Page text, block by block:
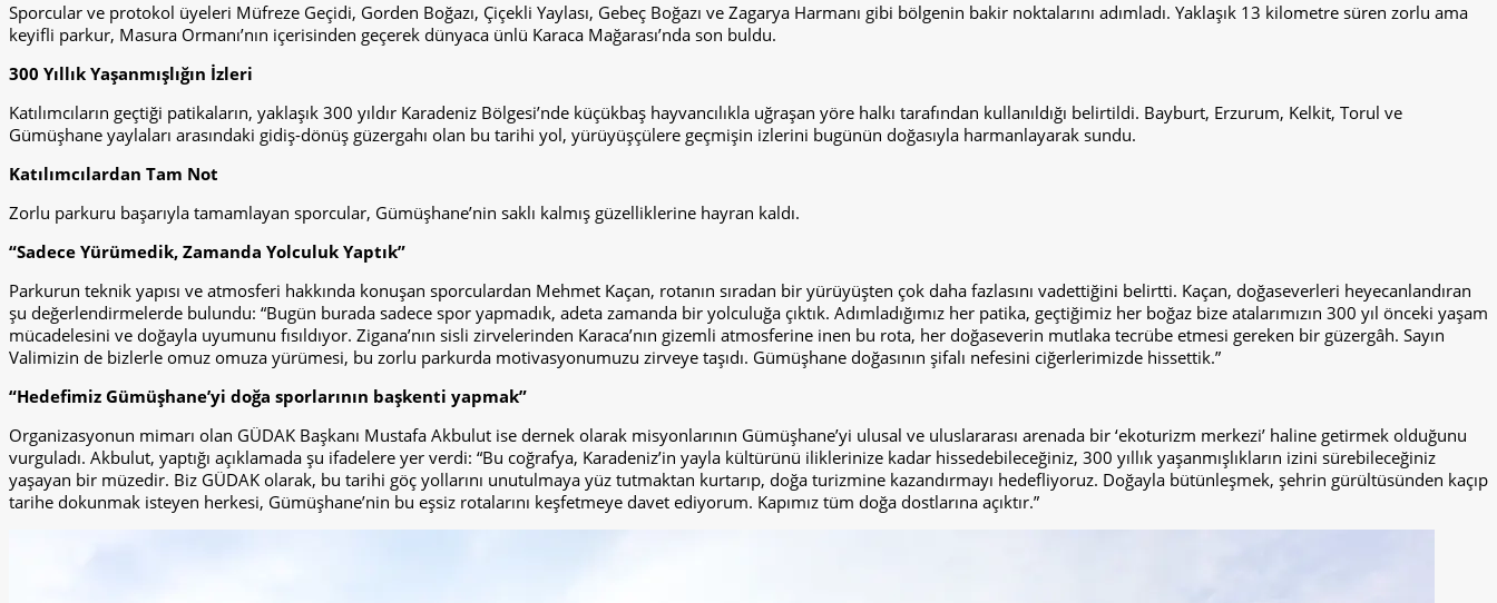
Sporcular ve protokol üyeleri Müfreze Geçidi, Gorden Boğazı, Çiçekli Yaylası, Gebeç Boğazı ve Zagarya Harmanı gibi bölgenin bakir noktalarını adımladı. Yaklaşık 13 kilometre süren zorlu ama
keyifli parkur, Masura Ormanı’nın içerisinden geçerek dünyaca ünlü Karaca Mağarası’nda son buldu.
300 Yıllık Yaşanmışlığın İzleri
Katılımcıların geçtiği patikaların, yaklaşık 300 yıldır Karadeniz Bölgesi’nde küçükbaş hayvancılıkla uğraşan yöre halkı tarafından kullanıldığı belirtildi. Bayburt, Erzurum, Kelkit, Torul ve
Gümüşhane yaylaları arasındaki gidiş-dönüş güzergahı olan bu tarihi yol, yürüyüşçülere geçmişin izlerini bugünün doğasıyla harmanlayarak sundu.
Katılımcılardan Tam Not
Zorlu parkuru başarıyla tamamlayan sporcular, Gümüşhane’nin saklı kalmış güzelliklerine hayran kaldı.
“Sadece Yürümedik, Zamanda Yolculuk Yaptık”
Parkurun teknik yapısı ve atmosferi hakkında konuşan sporculardan Mehmet Kaçan, rotanın sıradan bir yürüyüşten çok daha fazlasını vadettiğini belirtti. Kaçan, doğaseverleri heyecanlandıran
şu değerlendirmelerde bulundu: “Bugün burada sadece spor yapmadık, adeta zamanda bir yolculuğa çıktık. Adımladığımız her patika, geçtiğimiz her boğaz bize atalarımızın 300 yıl önceki yaşam
mücadelesini ve doğayla uyumunu fısıldıyor. Zigana’nın sisli zirvelerinden Karaca’nın gizemli atmosferine inen bu rota, her doğaseverin mutlaka tecrübe etmesi gereken bir güzergâh. Sayın
Valimizin de bizlerle omuz omuza yürümesi, bu zorlu parkurda motivasyonumuzu zirveye taşıdı. Gümüşhane doğasının şifalı nefesini ciğerlerimizde hissettik.”
“Hedefimiz Gümüşhane’yi doğa sporlarının başkenti yapmak”
Organizasyonun mimarı olan GÜDAK Başkanı Mustafa Akbulut ise dernek olarak misyonlarının Gümüşhane’yi ulusal ve uluslararası arenada bir ‘ekoturizm merkezi’ haline getirmek olduğunu
vurguladı. Akbulut, yaptığı açıklamada şu ifadelere yer verdi: “Bu coğrafya, Karadeniz’in yayla kültürünü iliklerinize kadar hissedebileceğiniz, 300 yıllık yaşanmışlıkların izini sürebileceğiniz
yaşayan bir müzedir. Biz GÜDAK olarak, bu tarihi göç yollarını unutulmaya yüz tutmaktan kurtarıp, doğa turizmine kazandırmayı hedefliyoruz. Doğayla bütünleşmek, şehrin gürültüsünden kaçıp
tarihe dokunmak isteyen herkesi, Gümüşhane’nin bu eşsiz rotalarını keşfetmeye davet ediyorum. Kapımız tüm doğa dostlarına açıktır.”